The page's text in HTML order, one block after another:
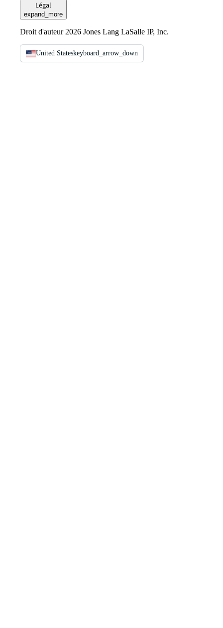
Légal
expand_more
Droit d'auteur 2026 Jones Lang LaSalle IP, Inc.
United Stateskeyboard_arrow_down